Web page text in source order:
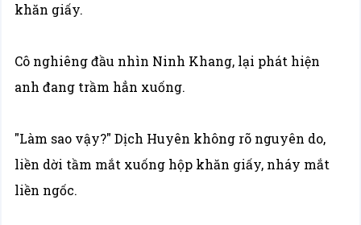
khăn giấy.
Cô nghiêng đầu nhìn Ninh Khang, lại phát hiện
anh đang trầm hẳn xuống.
"Làm sao vậy?" Dịch Huyên không rõ nguyên do,
liền dời tầm mắt xuống hộp khăn giấy, nháy mắt
liền ngốc.